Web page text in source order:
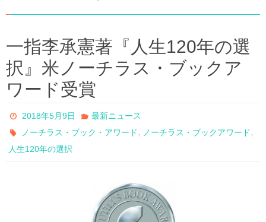
一指李承憲著『人生120年の選
択』米ノーチラス・ブックア
ワード受賞
2018年5月9日
最新ニュース
ノーチラス・ブック・アワード, ノーチラス・ブックアワード,
人生120年の選択